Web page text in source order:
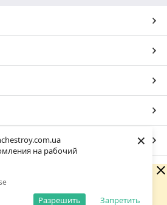
на рабочий
Запретить
Разрешить
×
оскільки за її графіком
Вашу заявку буде оброблено